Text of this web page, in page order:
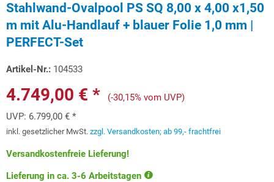
Stahlwand-Ovalpool PS SQ 8,00 x 4,00 x1,50
m mit Alu-Handlauf + blauer Folie 1,0 mm |
PERFECT-Set
Artikel-Nr.: 104533
4.749,00 € *
(-30,15% vom UVP)
UVP: 6.799,00 € *
inkl. gesetzlicher MwSt. zzgl. Versandkosten; ab 99,- frachtfrei
Versandkostenfreie Lieferung!
Lieferung in ca. 3-6 Arbeitstagen